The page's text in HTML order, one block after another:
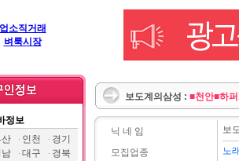
업소직거래
벼룩시장
정보
산 인천
경기
남 대구
경북
보도계의삼성 : ■천안■하
닉 네 임
모집업종
보
노